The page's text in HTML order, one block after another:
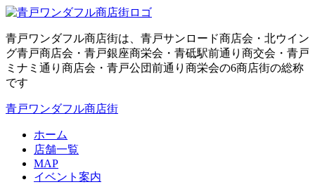
青戸ワンダフル商店街は、青戸サンロード商店会・北ウイン
グ青戸商店会・青戸銀座商栄会・青砥駅前通り商交会・青戸
ミナミ通り商店会・青戸公団前通り商栄会の6商店街の総称
です
青戸ワンダフル商店街
ホーム
店舗一覧
MAP
イベント案内